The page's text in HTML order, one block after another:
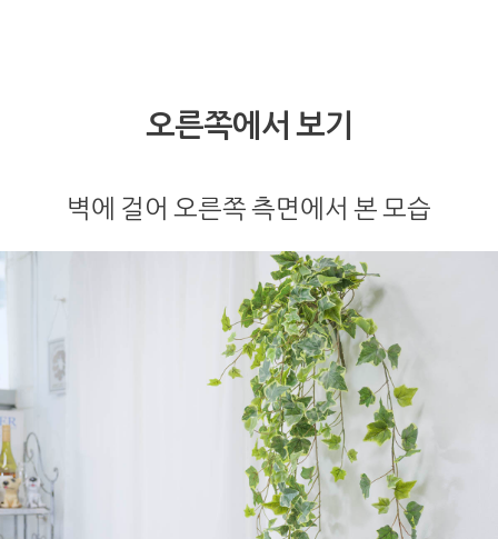
오른쪽에서 보기
벽에 걸어 오른쪽 측면에서 본 모습